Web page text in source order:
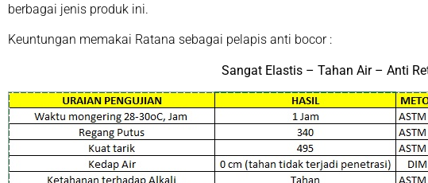
berbagai jenis produk ini.
Keuntungan memakai Ratana sebagai pelapis anti bocor :
Sangat Elastis – Tahan Air – Anti